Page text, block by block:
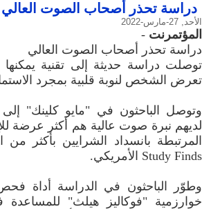
دراسة تحذر أصحاب الصوت العالي
الأحد, 27-مارس-2022
المؤتمرنت -
دراسة تحذر أصحاب الصوت العالي
توصلت دراسة حديثة إلى تقنية
تعرض الشخص لنوبة قلبية بمجرد
وتوصل الباحثون في "مايو كلينك"
لديهم نبرة صوت عالية هم أكثر عرضة
المرتبطة بانسداد الشرايين بأكثر
Study Finds الأمريكي.
وطوّر الباحثون في الدراسة أداة
خوارزمية "فوكاليز هيلث"